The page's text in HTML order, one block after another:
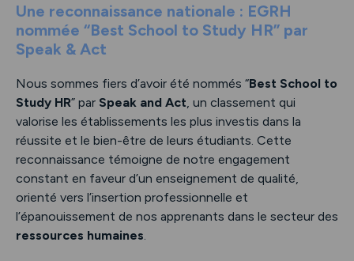
Une reconnaissance nationale : EGRH
nommée “Best School to Study HR” par
Speak & Act
Nous sommes fiers d’avoir été nommés “Best School to
Study HR” par Speak and Act, un classement qui
valorise les établissements les plus investis dans la
réussite et le bien-être de leurs étudiants. Cette
reconnaissance témoigne de notre engagement
constant en faveur d’un enseignement de qualité,
orienté vers l’insertion professionnelle et
l’épanouissement de nos apprenants dans le secteur des
ressources humaines.